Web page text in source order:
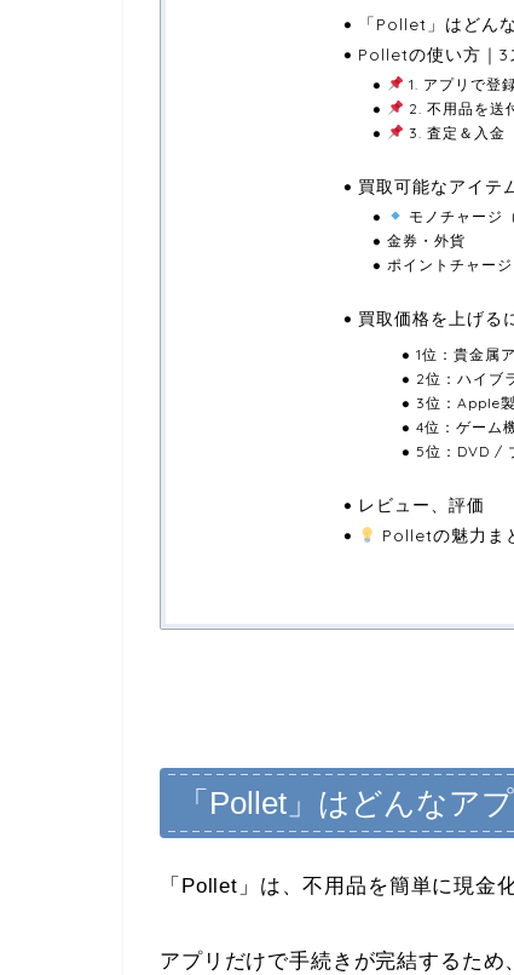
「Pollet」はどん
Polletの使い方｜3
1. アプリで登
2. 不用品を送
3. 査定＆入金
買取可能なアイテ
モノチャージ
金券・外貨
ポイントチャージ
買取価格を上げる
1位：貴金属
2位：ハイブ
3位：Apple
4位：ゲーム
5位：DVD /
レビュー、評価
Polletの魅力ま
「Pollet」はどんなア
「Pollet」は、不用品を簡単に現金
アプリだけで手続きが完結するため